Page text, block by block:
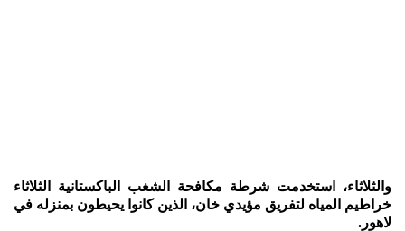
والثلاثاء، استخدمت شرطة مكافحة الشغب الباكستانية الثلاثاء
خراطيم المياه لتفريق مؤيدي خان، الذين كانوا يحيطون بمنزله في
لاهور.